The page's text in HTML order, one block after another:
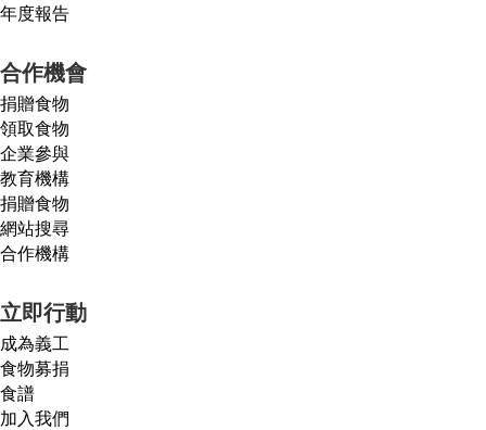
年度報告
合作機會
捐贈食物
領取食物
企業參與
教育機構
捐贈食物
網站搜尋
合作機構
立即行動
成為義工
食物募捐
食譜
加入我們